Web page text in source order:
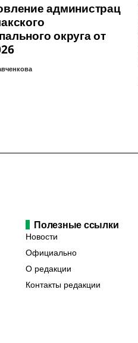
администрац
округа от
Полезные ссылки
Новости
Официально
О редакции
Контакты редакции